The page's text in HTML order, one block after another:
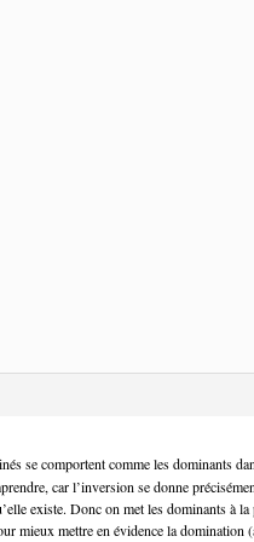
se comportent comme les dominants
car l’inversion se donne
existe. Donc on met les dominants à
mieux mettre en évidence la domination